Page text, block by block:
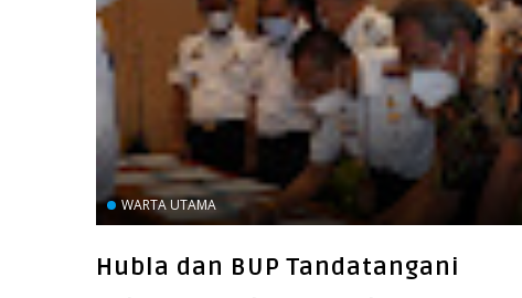
WARTA UTAMA
Hubla dan BUP Tandatangani